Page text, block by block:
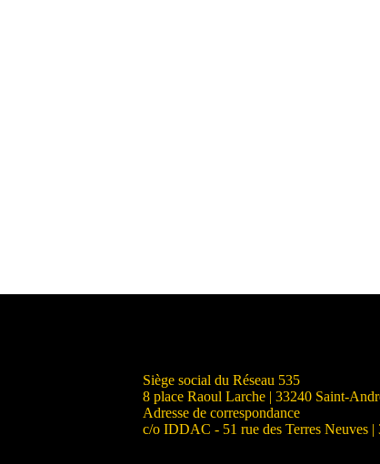
Siège social du Réseau 535
8 place Raoul Larche | 33240 Saint-
Adresse de correspondance
c/o IDDAC - 51 rue des Terres Neuves |